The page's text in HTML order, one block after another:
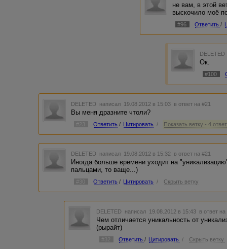
не вам, в этой
выскочило моё
#96 Ответить /
DELETED
Ок.
#100
DELETED написал 19.08.2012 в 15:03 в ответ на #21
Вы меня дразните чтоли?
Ответить / Цитировать / Показать ветку - 4
DELETED написал 19.08.2012 в 15:32 в ответ на #21
Иногда больше времени уходит на
пальцами, то ваще...)
#30 Ответить / Цитировать / Скрыть ветку
DELETED написал 19.08.2012 в 15:43 в ответ
Чем отличается уникальность от
(рырайт)
#32 Ответить / Цитировать / Скрыть ветку